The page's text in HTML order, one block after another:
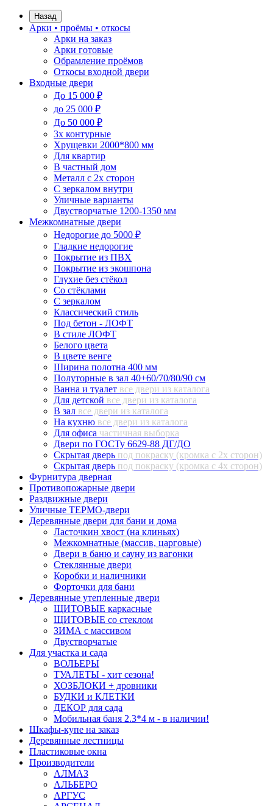
Назад
Арки • проёмы • откосы
Арки на заказ
Арки готовые
Обрамление проёмов
Откосы входной двери
Входные двери
До 15 000 ₽
до 25 000 ₽
До 50 000 ₽
3х контурные
Хрущевки 2000*800 мм
Для квартир
В частный дом
Металл с 2х сторон
С зеркалом внутри
Уличные варианты
Двустворчатые 1200-1350 мм
Межкомнатные двери
Недорогие до 5000 ₽
Гладкие недорогие
Покрытие из ПВХ
Покрытие из экошпона
Глухие без стёкол
Со стёклами
С зеркалом
Классический стиль
Под бетон - ЛОФТ
В стиле ЛОФТ
Белого цвета
В цвете венге
Ширина полотна 400 мм
Полуторные в зал 40+60/70/80/90 см
Ванна и туалет все двери из каталога
Для детской все двери из каталога
В зал все двери из каталога
На кухню все двери из каталога
Для офиса частичная выборка
Двери по ГОСТу 6629-88 ДГ/ДО
Скрытая дверь под покраску (кромка с 2х сторон)
Скрытая дверь под покраску (кромка с 4х сторон)
Фурнитура дверная
Противопожарные двери
Раздвижные двери
Уличные ТЕРМО-двери
Деревянные двери для бани и дома
Ласточкин хвост (на клиньях)
Межкомнатные (массив, царговые)
Двери в баню и сауну из вагонки
Стеклянные двери
Коробки и наличники
Форточки для бани
Деревянные утепленные двери
ЩИТОВЫЕ каркасные
ЩИТОВЫЕ со стеклом
ЗИМА с массивом
Двустворчатые
Для участка и сада
ВОЛЬЕРЫ
ТУАЛЕТЫ - хит сезона!
ХОЗБЛОКИ + дровники
БУДКИ и КЛЕТКИ
ДЕКОР для сада
Мобильная баня 2.3*4 м - в наличии!
Шкафы-купе на заказ
Деревянные лестницы
Пластиковые окна
Производители
АЛМАЗ
АЛЬБЕРО
АРГУС